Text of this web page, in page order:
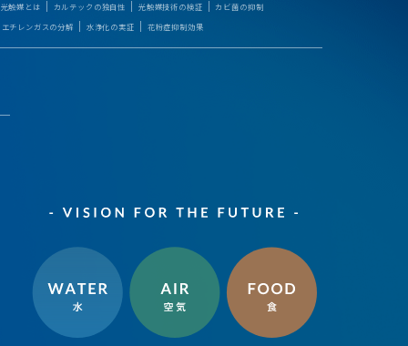
光触媒とは カルテックの独自性 光触媒技術の検証
カビ菌の抑制
エチレンガスの分解
水浄化の実証 花粉症抑制効果